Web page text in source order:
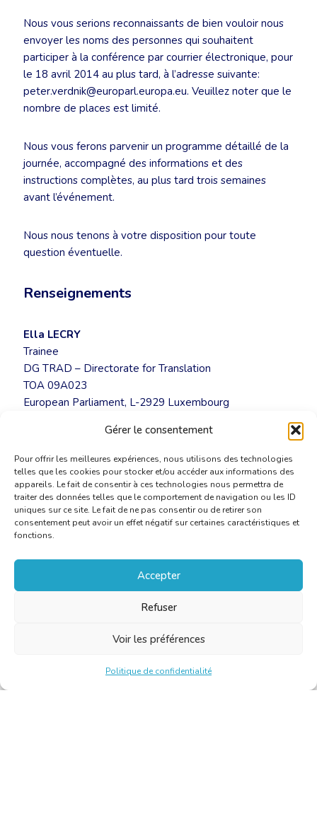
Gérer le consentement
Pour offrir les meilleures expériences, nous utilisons des technologies
telles que les cookies pour stocker et/ou accéder aux informations des
appareils. Le fait de consentir à ces technologies nous permettra de
traiter des données telles que le comportement de navigation ou les ID
uniques sur ce site. Le fait de ne pas consentir ou de retirer son
consentement peut avoir un effet négatif sur certaines caractéristiques et
fonctions.
Accepter
Refuser
Voir les préférences
Politique de confidentialité
Nous vous serions reconnaissants de bien vouloir nous
envoyer les noms des personnes qui souhaitent
participer à la conférence par courrier électronique, pour
le 18 avril 2014 au plus tard, à l’adresse suivante:
peter.verdnik@europarl.europa.eu. Veuillez noter que le
nombre de places est limité.
Nous vous ferons parvenir un programme détaillé de la
journée, accompagné des informations et des
instructions complètes, au plus tard trois semaines
avant l’événement.
Nous nous tenons à votre disposition pour toute
question éventuelle.
Renseignements
Ella LECRY
Trainee
DG TRAD – Directorate for Translation
TOA 09A023
European Parliament, L-2929 Luxembourg